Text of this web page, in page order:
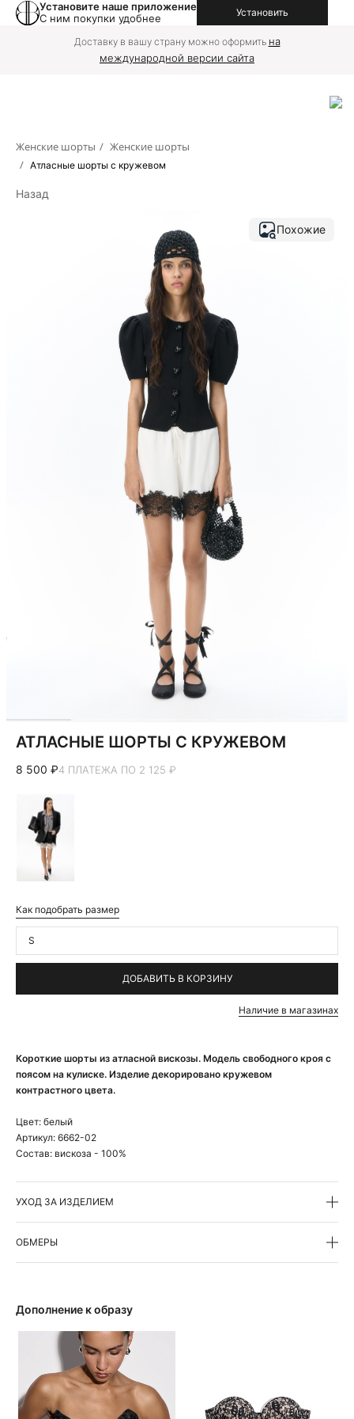
Установите наше приложение
С ним покупки удобнее
Установить
Доставку в вашу страну можно оформить на
международной версии сайта
Женские шорты / Женские шорты
/ Атласные шорты с кружевом
Назад
Короткие шорты из атласной вискозы. Модель свободного кроя с
поясом на кулиске. Изделие декорировано кружевом
контрастного цвета.
Цвет: белый
Артикул: 6662-02
Состав: вискоза - 100%
УХОД ЗА ИЗДЕЛИЕМ
ОБМЕРЫ
Похожие
АТЛАСНЫЕ ШОРТЫ С КРУЖЕВОМ
8 500 ₽4 ПЛАТЕЖА ПО 2 125 ₽
Как подобрать размер
S
ДОБАВИТЬ В КОРЗИНУ
Наличие в магазинах
Дополнение к образу